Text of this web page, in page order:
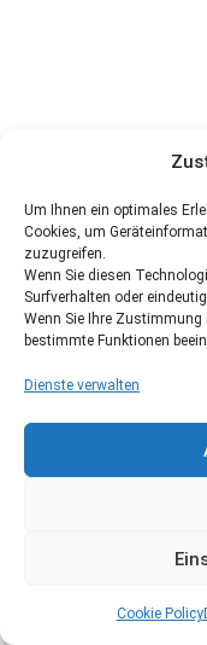
Um Ihnen ein optimales
Cookies, um
zuzugreifen.
Wenn Sie diesen
Surfverhalten oder
Wenn Sie Ihre Zustimmung
bestimmte Funktionen
Dienste verwalten
Cookie Policy